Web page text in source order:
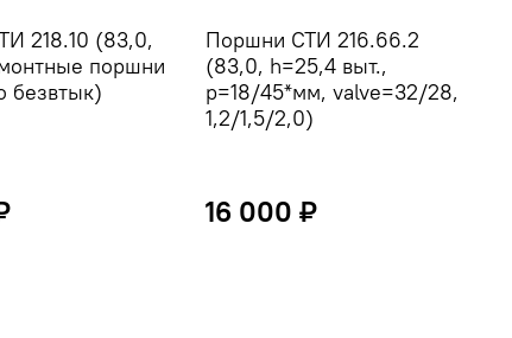
218.10 (83,0,
поршни
безвтык)
Поршни СТИ 216.66.2
(83,0, h=25,4 выт.,
p=18/45*мм, valve=32/28,
1,2/1,5/2,0)
16 000 ₽